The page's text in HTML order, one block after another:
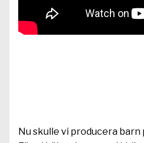
Nu skulle vi producera barn